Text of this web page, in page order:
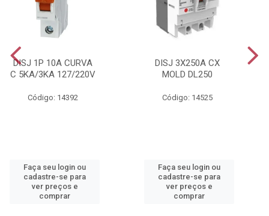
DISJ 1P 10A CURVA
C 5KA/3KA 127/220V
Código: 14392
Faça seu login ou
cadastre-se para
ver preços e
comprar
DISJ 3X250A CX
MOLD DL250
Código: 14525
Faça seu login ou
cadastre-se para
ver preços e
comprar